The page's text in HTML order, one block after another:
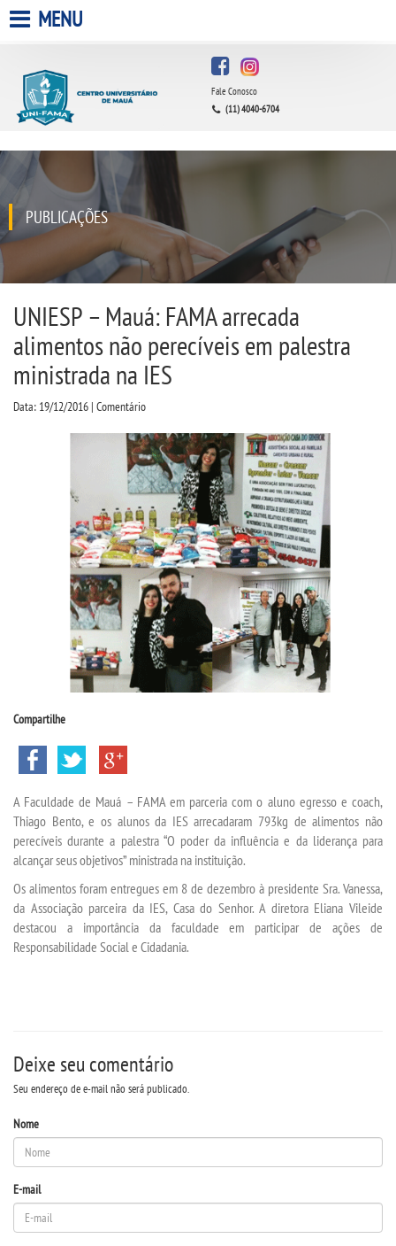
A FACULDADE
QUEM SOMOS
ESTÁGIOS
INFRAESTRUTURA
BIBLIOTECA
CPA
PROUNI
ACOMPANHAMENTO EGRESSO
CURSOS
BACHARELADOS
LICENCIATURAS
INSCREVA-SE
TRANSFERÊNCIA
SEGUNDA GRADUAÇÃO
EDITAL - ADENDO 1
MENU
Fale Conosco
(11) 4040-6704
PUBLICAÇÕES
UNIESP – Mauá: FAMA arrecada
alimentos não perecíveis em palestra
ministrada na IES
Data: 19/12/2016 | Comentário
Compartilhe
A Faculdade de Mauá – FAMA em parceria com o aluno egresso e coach,
Thiago Bento, e os alunos da IES arrecadaram 793kg de alimentos não
perecíveis durante a palestra “O poder da influência e da liderança para
alcançar seus objetivos” ministrada na instituição.
Os alimentos foram entregues em 8 de dezembro à presidente Sra. Vanessa,
da Associação parceira da IES, Casa do Senhor. A diretora Eliana Vileide
destacou a importância da faculdade em participar de ações de
Responsabilidade Social e Cidadania.
Deixe seu comentário
Seu endereço de e-mail não será publicado.
Nome
E-mail